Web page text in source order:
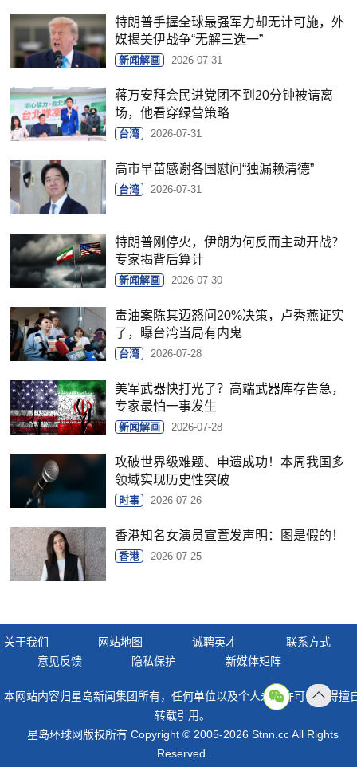
特朗普手握全球最强军力却无计可施，外
媒揭美伊战争“无解三选一”
新闻解画 2026-07-31
蒋万安拜会民进党团不到20分钟被请离
场，他看穿绿营策略
台湾 2026-07-31
高市早苗感谢各国慰问“独漏赖清德”
台湾 2026-07-31
特朗普刚停火，伊朗为何反而主动开战？
专家揭背后算计
新闻解画 2026-07-30
毒油案陈其迈怒问20%决策，卢秀燕证实
了，曝台湾当局有内鬼
台湾 2026-07-28
美军武器快打光了？高端武器库存告急，
专家最怕一事发生
新闻解画 2026-07-28
攻破世界级难题、申遗成功！本周我国多
领域实现历史性突破
时事 2026-07-26
香港知名女演员宣萱发声明：图是假的！
香港 2026-07-25
关于我们 网站地图 诚聘英才
联系方式
意见反馈
隐私保护 新媒体矩阵
本网站内容归星岛新闻集团所有，任何单位以及个人未经许可，不得擅
转载引用。
星岛环球网版权所有 Copyright © 2005-2026 Stnn.cc All Rights
Reserved.
顶部